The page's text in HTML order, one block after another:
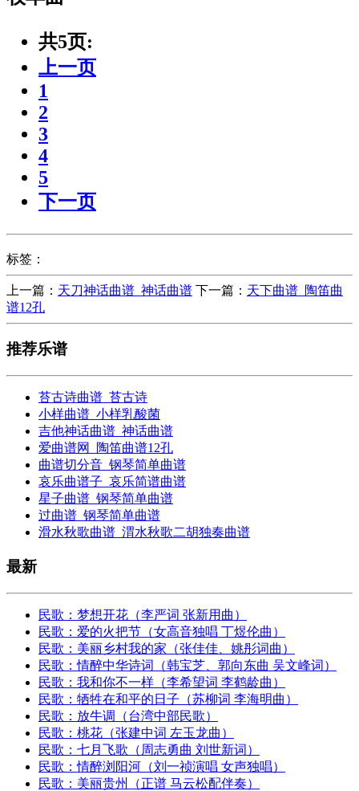
共5页:
上一页
1
2
3
4
5
下一页
标签：
上一篇： 天刀神话曲谱_神话曲谱 下一篇： 天下曲谱_陶笛曲
谱12孔
推荐乐谱
苔古诗曲谱_苔古诗
小样曲谱_小样乳酸菌
吉他神话曲谱_神话曲谱
爱曲谱网_陶笛曲谱12孔
曲谱切分音_钢琴简单曲谱
哀乐曲谱子_哀乐简谱曲谱
星子曲谱_钢琴简单曲谱
过曲谱_钢琴简单曲谱
滑水秋歌曲谱_渭水秋歌二胡独奏曲谱
最新
民歌：梦想开花（李严词 张新用曲）
民歌：爱的火把节（女高音独唱 丁煜伦曲）
民歌：美丽乡村我的家（张佳佳、姚彤词曲）
民歌：情醉中华诗词（韩宝芝、郭向东曲 吴文峰词）
民歌：我和你不一样（李希望词 李鹤龄曲）
民歌：牺牲在和平的日子（苏柳词 李海明曲）
民歌：放牛调（台湾中部民歌）
民歌：桃花（张建中词 左玉龙曲）
民歌：七月飞歌（周志勇曲 刘世新词）
民歌：情醉浏阳河（刘一祯演唱 女声独唱）
民歌：美丽贵州（正谱 马云松配伴奏）